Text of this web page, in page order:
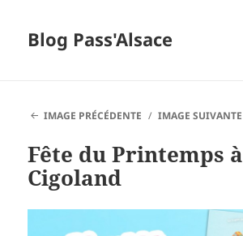
Blog Pass'Alsace
IMAGE PRÉCÉDENTE
IMAGE SUIVANTE
Fête du Printemps à
Cigoland